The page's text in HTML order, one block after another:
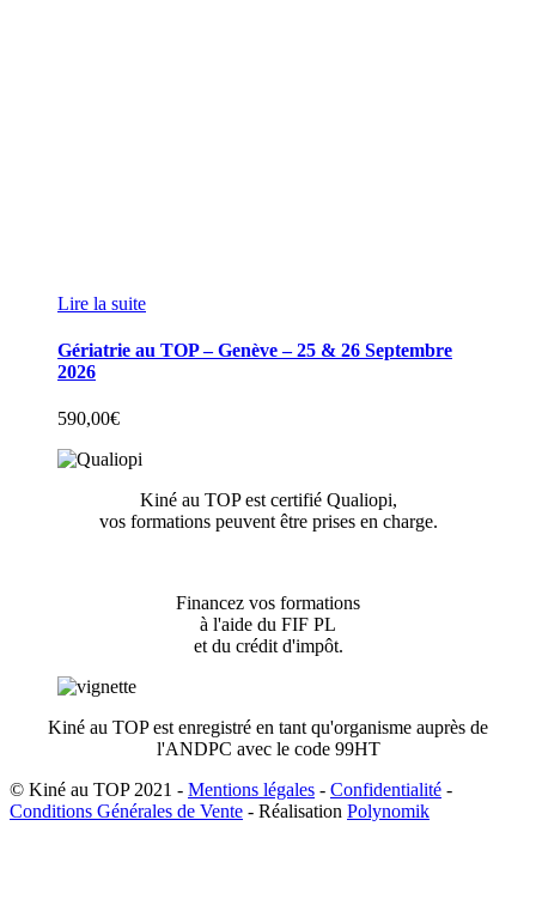
Lire la suite
Gériatrie au TOP – Genève – 25 & 26 Septembre
2026
590,00€
Kiné au TOP est certifié Qualiopi,
vos formations peuvent être prises en charge.
Financez vos formations
à l'aide du FIF PL
et du crédit d'impôt.
Kiné au TOP est enregistré en tant qu'organisme auprès de
l'ANDPC avec le code 99HT
© Kiné au TOP 2021 - Mentions légales - Confidentialité -
Conditions Générales de Vente - Réalisation Polynomik